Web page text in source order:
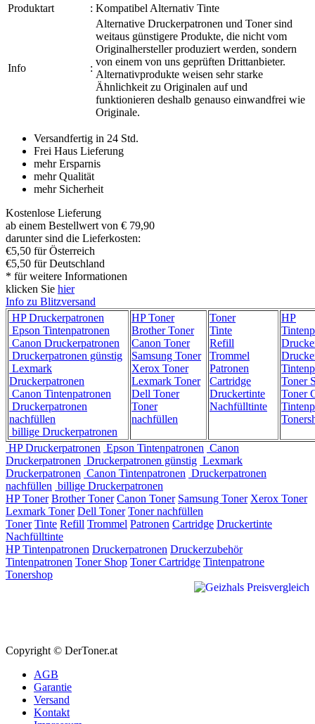
Produktart : Kompatibel Alternativ Tinte
Info :
Alternative Druckerpatronen und Toner sind
weitaus günstigere Produkte, die nicht vom
Originalhersteller produziert werden, sondern
von einem von uns geprüften Drittanbieter.
Alternativprodukte weisen sehr starke
Ähnlichkeit zu Originalen auf und
funktionieren deshalb genauso einwandfrei wie
Originale.
Versandfertig in 24 Std.
Frei Haus Lieferung
mehr Ersparnis
mehr Qualität
mehr Sicherheit
Kostenlose Lieferung
ab einem Bestellwert von € 79,90
darunter sind die Lieferkosten:
€5,50 für Österreich
€5,50 für Deutschland
* für weitere Informationen
klicken Sie hier
Info zu Blitzversand
HP Druckerpatronen
Epson Tintenpatronen
Canon Druckerpatronen
Druckerpatronen günstig
Lexmark
Druckerpatronen
Canon Tintenpatronen
Druckerpatronen
nachfüllen
billige Druckerpatronen
HP Toner
Brother Toner
Canon Toner
Samsung Toner
Xerox Toner
Lexmark Toner
Dell Toner
Toner
nachfüllen
Toner
Tinte
Refill
Trommel
Patronen
Cartridge
Druckertinte
Nachfülltinte
HP
Toner
Toner
HP Druckerpatronen Epson Tintenpatronen Canon
Druckerpatronen Druckerpatronen günstig Lexmark
Druckerpatronen Canon Tintenpatronen Druckerpatronen
nachfüllen billige Druckerpatronen
HP Toner Brother Toner Canon Toner Samsung Toner Xerox Toner
Lexmark Toner Dell Toner Toner nachfüllen
Toner Tinte Refill Trommel Patronen Cartridge Druckertinte
Nachfülltinte
HP Tintenpatronen Druckerpatronen Druckerzubehör
Tintenpatronen Toner Shop Toner Cartridge Tintenpatrone
Tonershop
Copyright © DerToner.at
AGB
Garantie
Versand
Kontakt